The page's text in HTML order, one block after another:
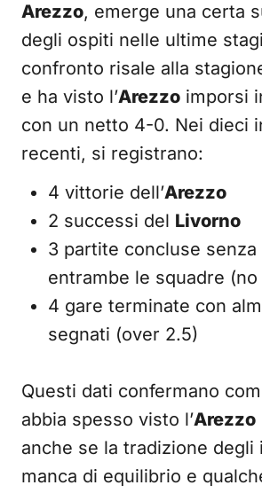
Arezzo, emerge una certa
degli ospiti nelle ultime
confronto risale alla
e ha visto l’Arezzo imporsi
con un netto 4-0. Nei dieci
recenti, si registrano:
4 vittorie dell’Arezzo
2 successi del Livorno
3 partite concluse senza
entrambe le squadre (no
4 gare terminate con
segnati (over 2.5)
Questi dati confermano
abbia spesso visto l’Arezzo
anche se la tradizione degli
manca di equilibrio e